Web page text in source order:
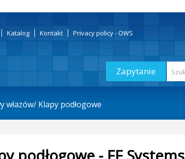
Katalog Kontakt Privacy policy - OWS
włazów/ Klapy podłogowe
Zapytanie